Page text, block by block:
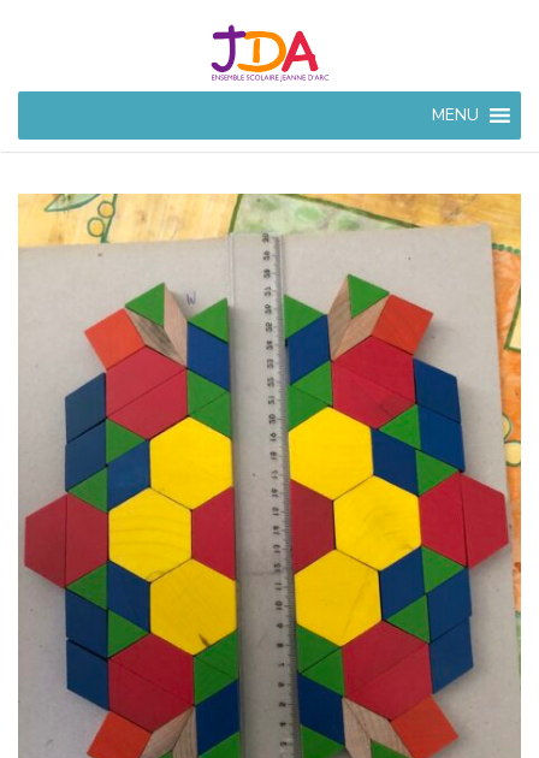
D'ARC
Ensemble Scolaire à
Civray (86)
MENU